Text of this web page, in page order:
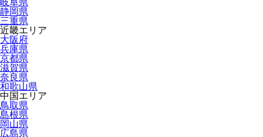
岐阜県
静岡県
三重県
近畿エリア
大阪府
兵庫県
京都県
滋賀県
奈良県
和歌山県
中国エリア
鳥取県
島根県
岡山県
広島県